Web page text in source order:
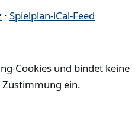
· Spielplan-iCal-Feed
Cookies und bindet keine
Zustimmung ein.